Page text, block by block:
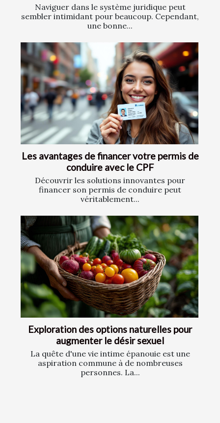
Naviguer dans le système juridique peut
sembler intimidant pour beaucoup. Cependant,
une bonne...
Les avantages de financer votre permis de
conduire avec le CPF
Découvrir les solutions innovantes pour
financer son permis de conduire peut
véritablement...
Exploration des options naturelles pour
augmenter le désir sexuel
La quête d'une vie intime épanouie est une
aspiration commune à de nombreuses
personnes. La...